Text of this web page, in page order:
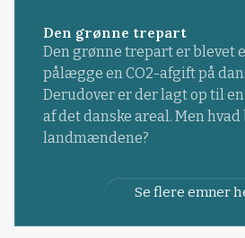
Den grønne trepart
Den grønne trepart er blevet
pålægge en CO2-afgift på
Derudover er der lagt op til
af det danske areal. Men
landmændene?
Se flere emner